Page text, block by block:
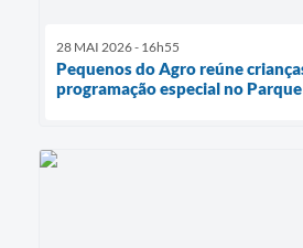
28 MAI 2026 - 16h55
Pequenos do Agro reúne
programação especial no